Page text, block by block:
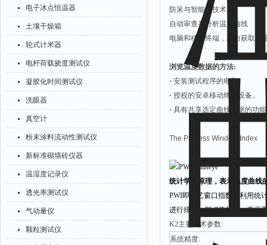
电子冰点恒温器
土壤干燥箱
轮式计米器
电杆荷载挠度测试仪
凝胶化时间测试仪
洗眼器
真空计
粉末涂料流动性测试仪
新标准砌墙砖仪器
温湿度记录仪
透光率测试仪
气动量仪
颗粒测试仪
防呆与智能的技术
自动审查与分析温度曲线
电脑和移动终端，双向获取温
浏览温度数据的方法:
· 安装测试程序的电脑。
· 授权的安卓移动终端设备。
· 具有共享选定曲线数据的功能
The Process Window Index
统计学的原理，表示温度曲线
PWI即工艺窗口指数，利用统
进行排序，PWI值越低，表示
K2主要技术参数:
系统精度: